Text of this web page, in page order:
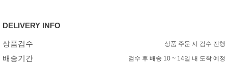
DELIVERY INFO
상품검수 상품 주문 시 검수 진행
배송기간 검수 후 배송 10 ~ 14일 내 도착 예정